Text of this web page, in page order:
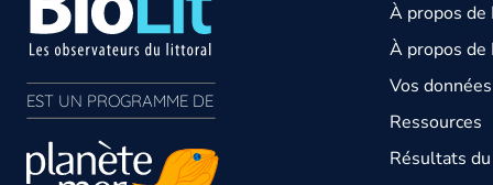
EST UN PROGRAMME DE
À propos de
À propos de
Vos
Ressources
Résultats